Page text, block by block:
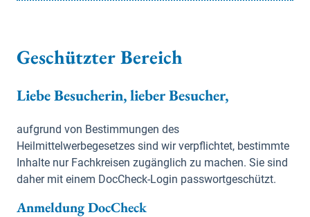
Geschützter Bereich
Liebe Besucherin, lieber Besucher,
aufgrund von Bestimmungen des
Heilmittelwerbegesetzes sind wir verpflichtet, bestimmte
Inhalte nur Fachkreisen zugänglich zu machen. Sie sind
daher mit einem DocCheck-Login passwortgeschützt.
Anmeldung DocCheck